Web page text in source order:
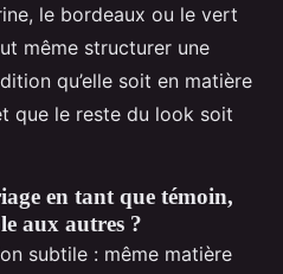
le bordeaux ou le vert
même structurer une
qu’elle soit en matière
que le reste du look soit
en tant que témoin,
aux autres ?
subtile : même matière